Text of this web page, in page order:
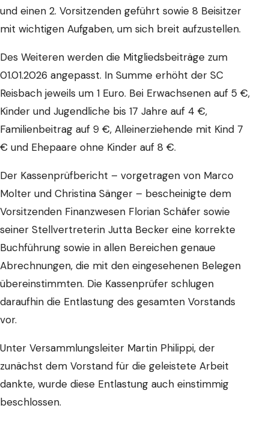
und einen 2. Vorsitzenden geführt sowie 8 Beisitzer
mit wichtigen Aufgaben, um sich breit aufzustellen.
Des Weiteren werden die Mitgliedsbeiträge zum
01.01.2026 angepasst. In Summe erhöht der SC
Reisbach jeweils um 1 Euro. Bei Erwachsenen auf 5 €,
Kinder und Jugendliche bis 17 Jahre auf 4 €,
Familienbeitrag auf 9 €, Alleinerziehende mit Kind 7
€ und Ehepaare ohne Kinder auf 8 €.
Der Kassenprüfbericht – vorgetragen von Marco
Molter und Christina Sänger – bescheinigte dem
Vorsitzenden Finanzwesen Florian Schäfer sowie
seiner Stellvertreterin Jutta Becker eine korrekte
Buchführung sowie in allen Bereichen genaue
Abrechnungen, die mit den eingesehenen Belegen
übereinstimmten. Die Kassenprüfer schlugen
daraufhin die Entlastung des gesamten Vorstands
vor.
Unter Versammlungsleiter Martin Philippi, der
zunächst dem Vorstand für die geleistete Arbeit
dankte, wurde diese Entlastung auch einstimmig
beschlossen.